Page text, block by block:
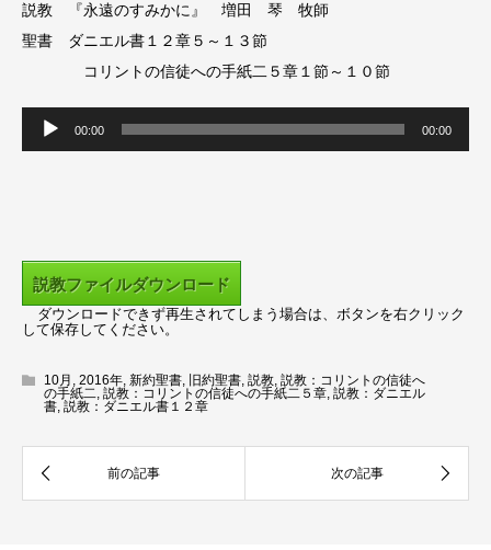
説教 『永遠のすみかに』 増田 琴 牧師
聖書 ダニエル書１２章５～１３節
コリントの信徒への手紙二５章１節～１０節
声
ヤ
ー
00:00 00:00
説教ファイルダウンロード
ダウンロードできず再生されてしまう場合は、ボタンを右クリック
して保存してください。
10月 2016年 新約聖書 旧約聖書 説教 説教：コリントの信徒へ
の手紙二 説教：コリントの信徒への手紙二５章 説教：ダニエル
書 説教：ダニエル書１２章